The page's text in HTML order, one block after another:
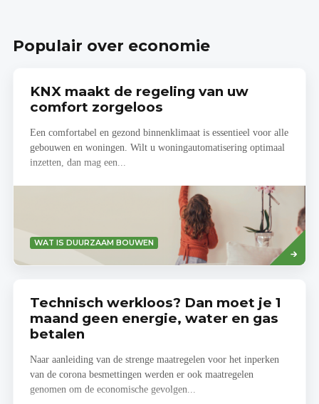
Populair over economie
KNX maakt de regeling van uw
comfort zorgeloos
Een comfortabel en gezond binnenklimaat is essentieel voor alle
gebouwen en woningen. Wilt u woningautomatisering optimaal
inzetten, dan mag een...
WAT IS DUURZAAM BOUWEN
meer
Technisch werkloos? Dan moet je 1
maand geen energie, water en gas
betalen
Naar aanleiding van de strenge maatregelen voor het inperken
van de corona besmettingen werden er ook maatregelen
genomen om de economische gevolgen...